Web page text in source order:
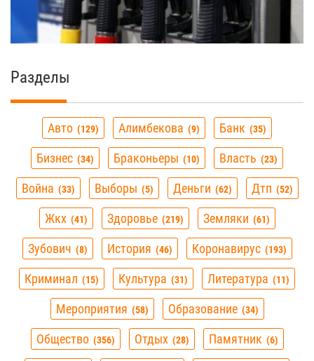
Разделы
Авто 129 Алимбекова 9 Банк 35
Бизнес 34 Браконьеры 10 Власть 23
Война 33 Выборы 5 Деньги 62 Дтп 52
Жкх 41 Здоровье 219 Земляки 61
Зубович 8 История 46 Коронавирус 193
Криминал 15 Культура 31 Литература 11
Мероприятия 58 Образование 34
Общество 356 Отдых 28 Памятник 6